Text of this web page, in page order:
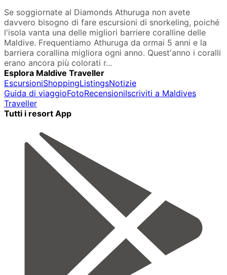
Se soggiornate al Diamonds Athuruga non avete
davvero bisogno di fare escursioni di snorkeling, poiché
l'isola vanta una delle migliori barriere coralline delle
Maldive. Frequentiamo Athuruga da ormai 5 anni e la
barriera corallina migliora ogni anno. Quest'anno i coralli
erano ancora più colorati r...
Esplora Maldive Traveller
EscursioniShoppingListingsNotizie
Guida di viaggioFotoRecensioniIscriviti a Maldives
Traveller
Tutti i resort App